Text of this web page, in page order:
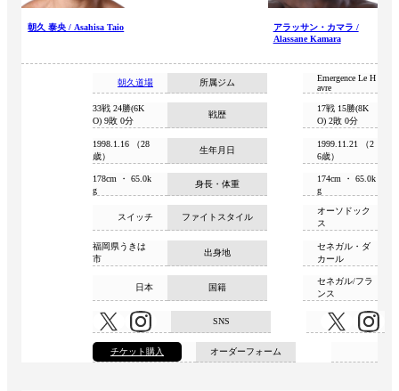
朝久 泰央 / Asahisa Taio
アラッサン・カマラ /
Alassane Kamara
所属ジム
朝久道場
Emergence Le H
avre
戦歴
33戦 24勝(6K
O) 9敗 0分
17戦 15勝(8K
O) 2敗 0分
生年月日
1998.1.16 （28
歳）
1999.11.21 （2
6歳）
身長・体重
178cm ・ 65.0k
g
174cm ・ 65.0k
g
ファイトスタイル
スイッチ
オーソドック
ス
出身地
福岡県うきは
市
セネガル・ダ
カール
国籍
日本
セネガル/フラ
ンス
SNS
オーダーフォーム
チケット購入